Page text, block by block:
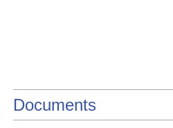
Documents